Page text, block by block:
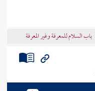
باب السلام للمعرفة وغير المعرفة